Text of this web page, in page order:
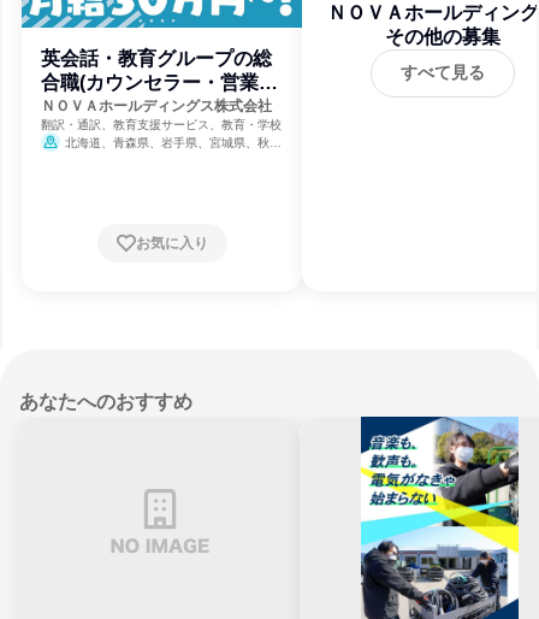
英会話・教育グループの総
合職(カウンセラー・営業・
事務など)
ＮＯＶＡホールディングス株式会社
翻訳・通訳、教育支援サービス、教育・学校
北海道、青森県、岩手県、宮城県、秋田
賀県、京都府、大阪府、兵庫県、奈良県、和
歌山県、鳥取県、島根県、岡山県、広島県、
お気に入り
ＮＯＶＡホールディン
株式会社
その他の募集
すべて見る
あなたへのおすすめ